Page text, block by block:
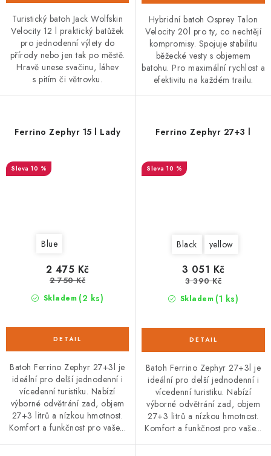
Turistický batoh Jack Wolfskin
Velocity 12 l praktický batůžek
pro jednodenní výlety do
přírody nebo jen tak po městě.
Hravě unese svačinu, láhev
s pitím či větrovku.
Hybridní batoh Osprey Talon
Velocity 20l pro ty, co nechtějí
kompromisy. Spojuje stabilitu
běžecké vesty s objemem
batohu. Pro maximální rychlost a
efektivitu na každém trailu.
Ferrino Zephyr 15 l Lady
10 %
Blue
Skladem (2 ks)
2 475 Kč
2 750 Kč
Batoh Ferrino Zephyr 27+3l je
ideální pro delší jednodenní i
vícedenní turistiku. Nabízí
výborné odvětrání zad, objem
27+3 litrů a nízkou hmotnost.
Komfort a funkčnost pro vaše...
Ferrino Zephyr 27+3 l
10 %
Black yellow
Skladem (1 ks)
3 051 Kč
3 390 Kč
Batoh Ferrino Zephyr 27+3l je
ideální pro delší jednodenní i
vícedenní turistiku. Nabízí
výborné odvětrání zad, objem
27+3 litrů a nízkou hmotnost.
Komfort a funkčnost pro vaše...